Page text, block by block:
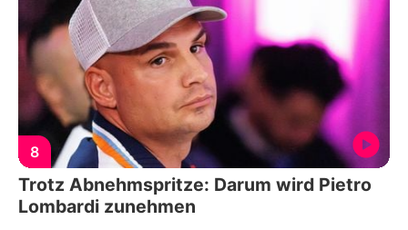
8
Trotz Abnehmspritze: Darum wird Pietro
Lombardi zunehmen